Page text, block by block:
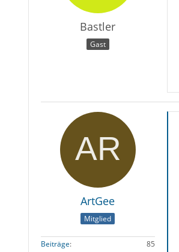
Bastler
Gast
ArtGee
Mitglied
Beiträge
85